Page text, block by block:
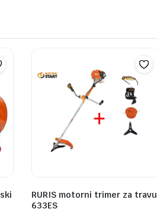
RURIS motorni trimer za travu
633ES